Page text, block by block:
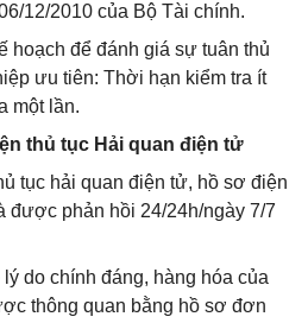
12/2010 của Bộ Tài chính.
hoạch để đánh giá sự tuân thủ
ưu tiên: Thời hạn kiểm tra ít
một lần.
thủ tục Hải quan điện tử
tục hải quan điện tử, hồ sơ điện
được phản hồi 24/24h/ngày 7/7
do chính đáng, hàng hóa của
thông quan bằng hồ sơ đơn